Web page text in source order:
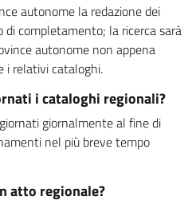
autonome la redazione dei
completamento; la ricerca sarà
autonome non appena
i relativi cataloghi.
i cataloghi regionali?
giornalmente al fine di
nel più breve tempo
atto regionale?